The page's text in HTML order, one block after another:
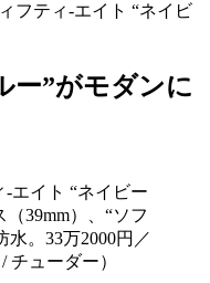
ティ-エイト “ネイビ
ー”がモダンに
エイト “ネイビー
39mm）、“ソフ
水。33万2000円／
ューダー）